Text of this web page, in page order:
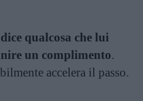
qualcosa che lui
un complimento.
accelera il passo.